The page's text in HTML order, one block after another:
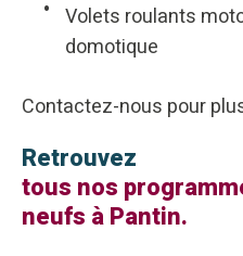
Volets roulants
domotique
Contactez-nous pour
Retrouvez
tous nos
neufs à Pantin.